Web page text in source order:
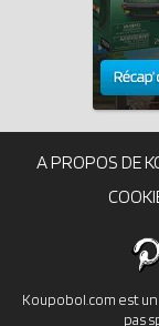
A PROPOS DE
Koupobol.com est
pas